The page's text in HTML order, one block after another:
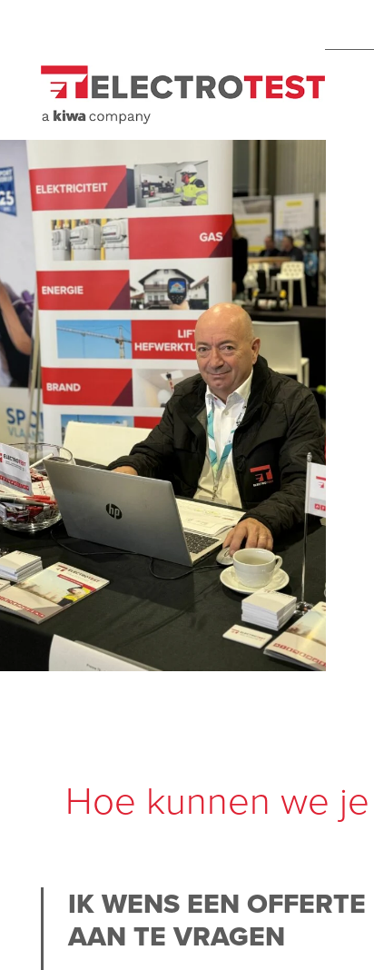
Hoe kunnen we
IK WENS EEN OFFERTE
AAN TE VRAGEN